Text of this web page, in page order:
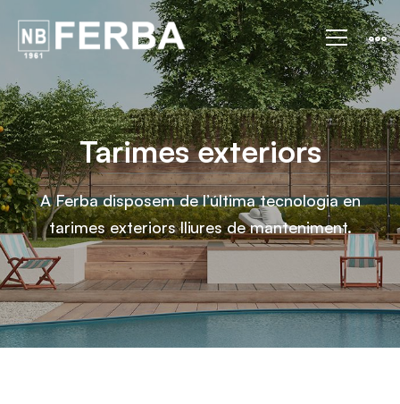
Tarimes
exteriors
Tarimes exteriors
A Ferba disposem de l’última tecnologia en
tarimes exteriors lliures de manteniment.